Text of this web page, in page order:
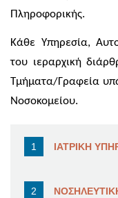
Πληροφορικής.
Κάθε Υπηρεσία,
του ιεραρχική
Τμήματα/Γραφεία
Νοσοκομείου.
ΙΑΤΡΙΚΗ